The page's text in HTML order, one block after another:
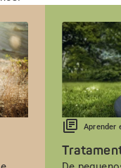
Aprender